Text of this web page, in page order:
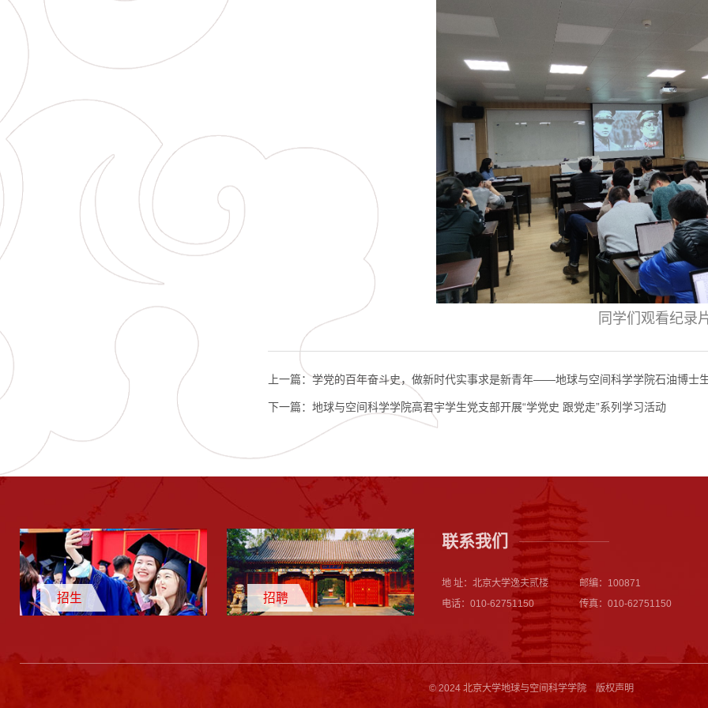
同学们观看纪录
上一篇：学党的百年奋斗史，做新时代实事求是新青年——地球与空间科学学院石油博士
下一篇： 地球与空间科学学院高君宇学生党支部开展“学党史 跟党走”系列学习活动
招生 招聘
联系我们
地 址：北京大学逸夫贰楼
邮编：100871
电话：010-62751150
传真：010-62751150
© 2024 北京大学地球与空间科学学院 版权声明